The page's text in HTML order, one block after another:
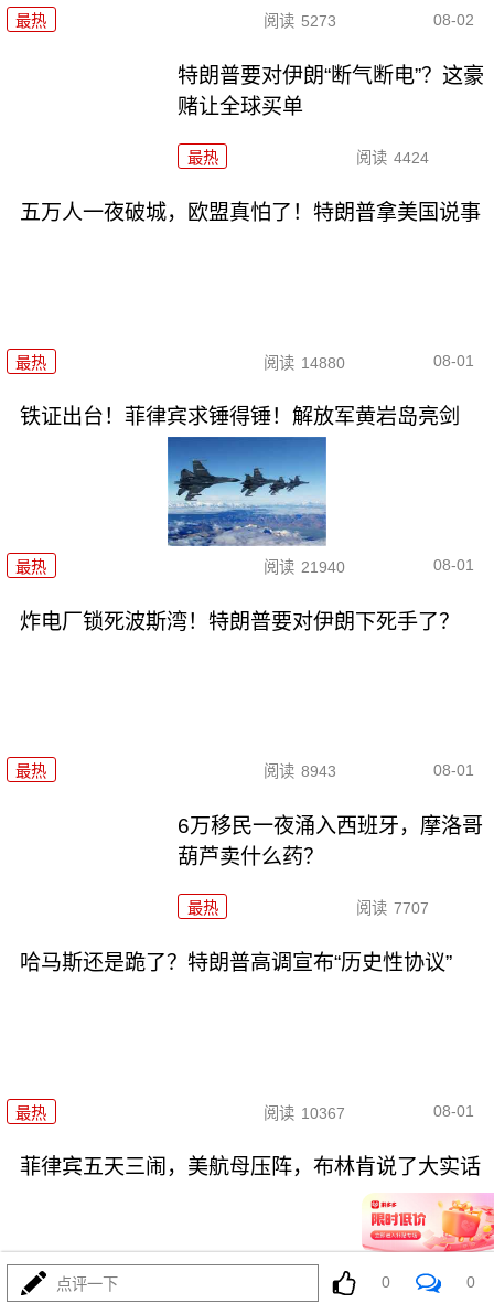
最热 阅读 5273 08-02
特朗普要对伊朗“断气断电”？这豪
赌让全球买单
最热 阅读 4424
五万人一夜破城，欧盟真怕了！特朗普拿美国说事
最热 阅读 14880 08-01
铁证出台！菲律宾求锤得锤！解放军黄岩岛亮剑
最热 阅读 21940 08-01
炸电厂锁死波斯湾！特朗普要对伊朗下死手了？
最热 阅读 8943 08-01
6万移民一夜涌入西班牙，摩洛哥
葫芦卖什么药？
最热 阅读 7707
哈马斯还是跪了？特朗普高调宣布“历史性协议”
最热 阅读 10367 08-01
菲律宾五天三闹，美航母压阵，布林肯说了大实话
点评一下 0 0